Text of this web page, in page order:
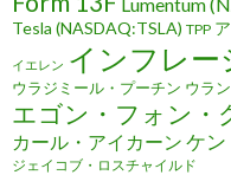
Tesla (NASDAQ:TSLA) TPP
イエレン インフレー
ウラジミール・プーチン ウラン
エゴン・フォン・
カール・アイカーン ケン
ジェイコブ・ロスチャイルド